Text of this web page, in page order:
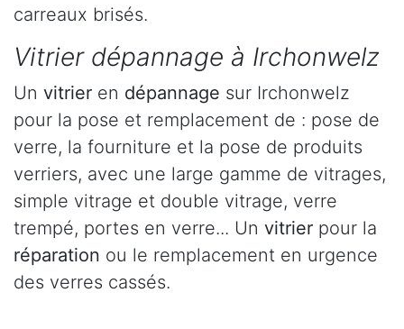
carreaux brisés.
Vitrier dépannage à Irchonwelz
Un vitrier en dépannage sur Irchonwelz
pour la pose et remplacement de : pose de
verre, la fourniture et la pose de produits
verriers, avec une large gamme de vitrages,
simple vitrage et double vitrage, verre
trempé, portes en verre... Un vitrier pour la
réparation ou le remplacement en urgence
des verres cassés.